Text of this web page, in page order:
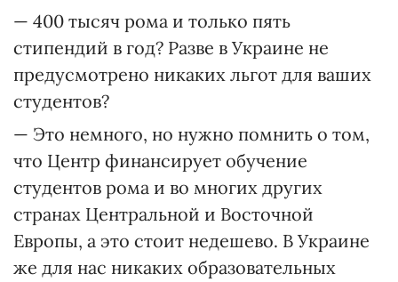
— 400 тысяч рома и только пять
стипендий в год? Разве в Украине не
предусмотрено никаких льгот для ваших
студентов?
— Это немного, но нужно помнить о том,
что Центр финансирует обучение
студентов рома и во многих других
странах Центральной и Восточной
Европы, а это стоит недешево. В Украине
же для нас никаких образовательных